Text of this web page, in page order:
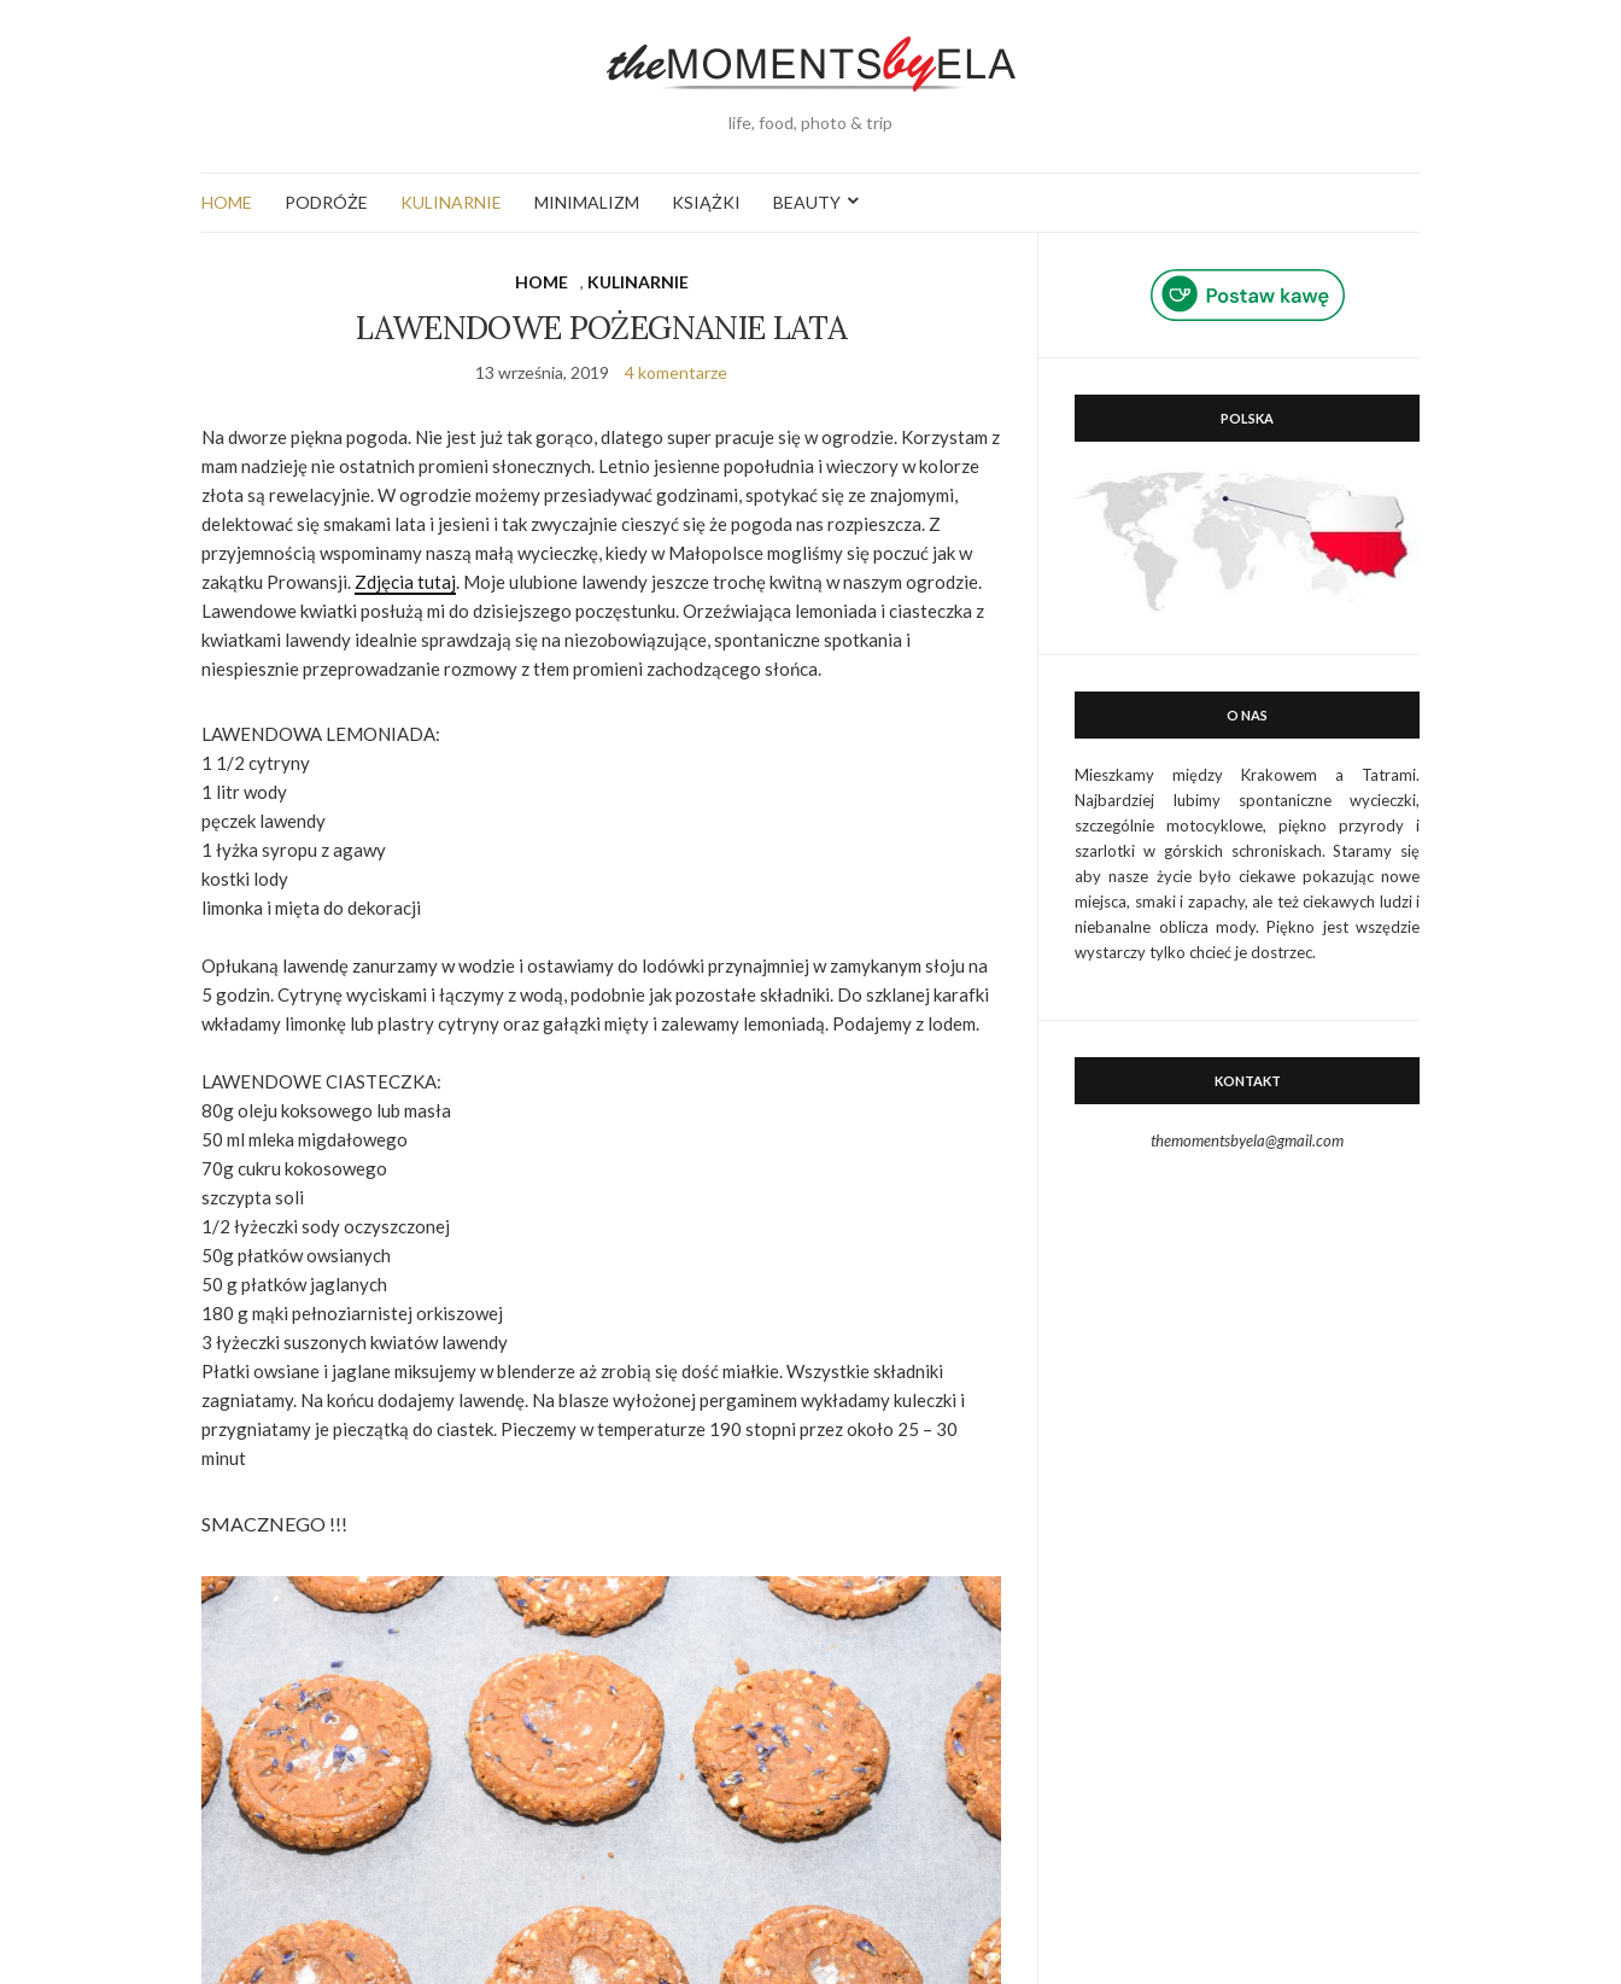
life, food, photo & trip
HOME PODRÓŻE KULINARNIE MINIMALIZM KSIĄŻKI BEAUTY
HOME , KULINARNIE
LAWENDOWE POŻEGNANIE LATA
13 września, 2019 4 komentarze
Na dworze piękna pogoda. Nie jest już tak gorąco, dlatego super pracuje się w ogrodzie. Korzystam z
mam nadzieję nie ostatnich promieni słonecznych. Letnio jesienne popołudnia i wieczory w kolorze
złota są rewelacyjnie. W ogrodzie możemy przesiadywać godzinami, spotykać się ze znajomymi,
delektować się smakami lata i jesieni i tak zwyczajnie cieszyć się że pogoda nas rozpieszcza. Z
przyjemnością wspominamy naszą małą wycieczkę, kiedy w Małopolsce mogliśmy się poczuć jak w
zakątku Prowansji. Zdjęcia tutaj. Moje ulubione lawendy jeszcze trochę kwitną w naszym ogrodzie.
Lawendowe kwiatki posłużą mi do dzisiejszego poczęstunku. Orzeźwiająca lemoniada i ciasteczka z
kwiatkami lawendy idealnie sprawdzają się na niezobowiązujące, spontaniczne spotkania i
niespiesznie przeprowadzanie rozmowy z tłem promieni zachodzącego słońca.
LAWENDOWA LEMONIADA:
1 1/2 cytryny
1 litr wody
pęczek lawendy
1 łyżka syropu z agawy
kostki lody
limonka i mięta do dekoracji
Opłukaną lawendę zanurzamy w wodzie i ostawiamy do lodówki przynajmniej w zamykanym słoju na
5 godzin. Cytrynę wyciskami i łączymy z wodą, podobnie jak pozostałe składniki. Do szklanej karafki
wkładamy limonkę lub plastry cytryny oraz gałązki mięty i zalewamy lemoniadą. Podajemy z lodem.
LAWENDOWE CIASTECZKA:
80g oleju koksowego lub masła
50 ml mleka migdałowego
70g cukru kokosowego
szczypta soli
1/2 łyżeczki sody oczyszczonej
50g płatków owsianych
50 g płatków jaglanych
180 g mąki pełnoziarnistej orkiszowej
3 łyżeczki suszonych kwiatów lawendy
Płatki owsiane i jaglane miksujemy w blenderze aż zrobią się dość miałkie. Wszystkie składniki
zagniatamy. Na końcu dodajemy lawendę. Na blasze wyłożonej pergaminem wykładamy kuleczki i
przygniatamy je pieczątką do ciastek. Pieczemy w temperaturze 190 stopni przez około 25 – 30
minut
SMACZNEGO !!!
POLSKA
O NAS
Mieszkamy między Krakowem a Tatrami.
Najbardziej lubimy spontaniczne wycieczki,
szczególnie motocyklowe, piękno przyrody i
szarlotki w górskich schroniskach. Staramy się
aby nasze życie było ciekawe pokazując nowe
miejsca, smaki i zapachy, ale też ciekawych ludzi i
niebanalne oblicza mody. Piękno jest wszędzie
wystarczy tylko chcieć je dostrzec.
KONTAKT
themomentsbyela@gmail.com